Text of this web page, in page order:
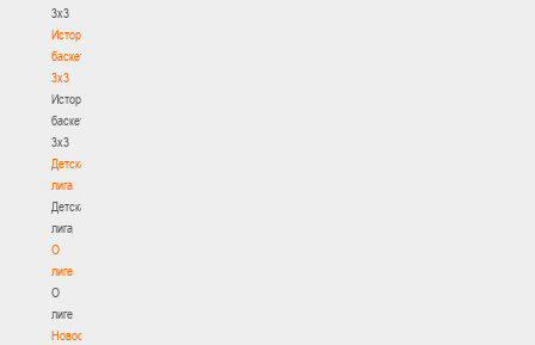
3х3
История
баскетбола
3х3
История
баскетбола
3х3
Детская
лига
Детская
лига
О
лиге
О
лиге
Новости